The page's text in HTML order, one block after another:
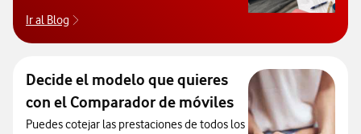
Ir al Blog
Decide el modelo que quieres
con el Comparador de móviles
Puedes cotejar las prestaciones de todos los